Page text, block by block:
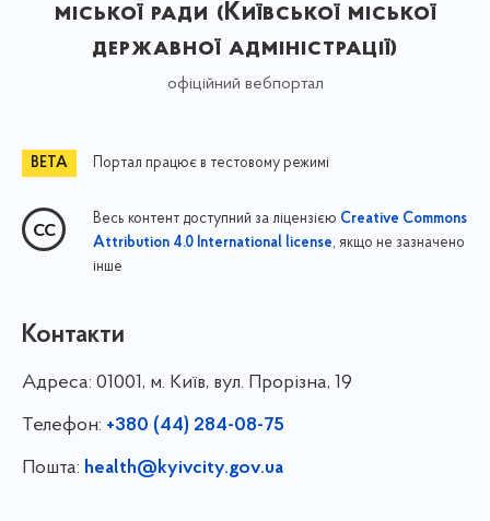
міської ради (Київської міської
державної адміністрації)
офіційний вебпортал
Портал працює в тестовому режимі
Весь контент доступний за ліцензією Creative Commons
Attribution 4.0 International license, якщо не зазначено
інше
Контакти
Адреса: 01001, м. Київ, вул. Прорізна, 19
Телефон: +380 (44) 284-08-75
Пошта: health@kyivcity.gov.ua